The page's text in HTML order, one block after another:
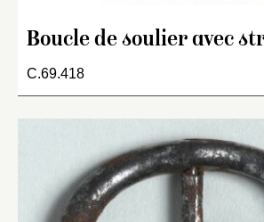
Boucle de soulier avec
C.69.418